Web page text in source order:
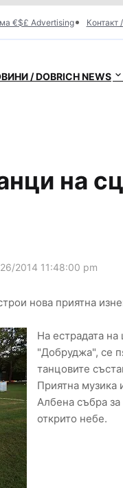
€$£ Advertising Контакт
/ DOBRICH NEWS
на
2014 11:48:00 pm
нова приятна
На естрадата
"Добруджа", се
танцовите
Приятна музика
Албена събра
открито небе.